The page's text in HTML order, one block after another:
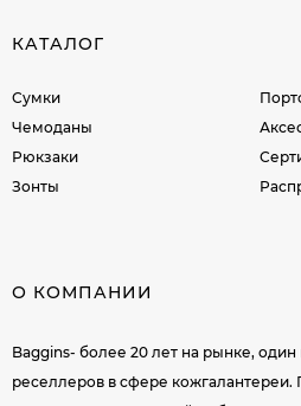
КАТАЛОГ
Сумки
Чемоданы
Рюкзаки
Зонты
О КОМПАНИИ
Baggins- более 20 лет на рынке,
реселлеров в сфере